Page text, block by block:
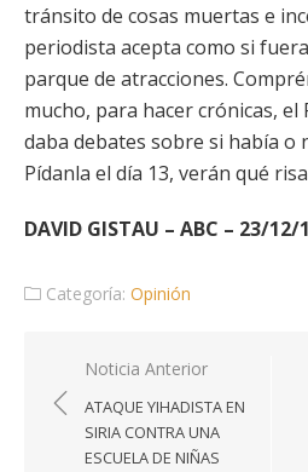
tránsito de cosas muertas e
periodista acepta como si
parque de atracciones.
mucho, para hacer crónicas,
daba debates sobre si había o
Pídanla el día 13, verán qué
DAVID GISTAU – ABC – 23/12/
Categoría: Opinión
Navegación
de
entradas
Noticia Anterior
ATAQUE YIHADISTA EN
SIRIA CONTRA UNA
ESCUELA DE NIÑAS